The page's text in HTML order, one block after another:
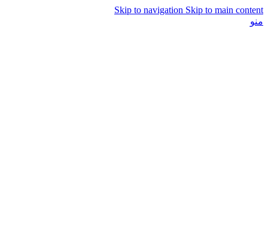
Skip to navigation Skip to main content
منو